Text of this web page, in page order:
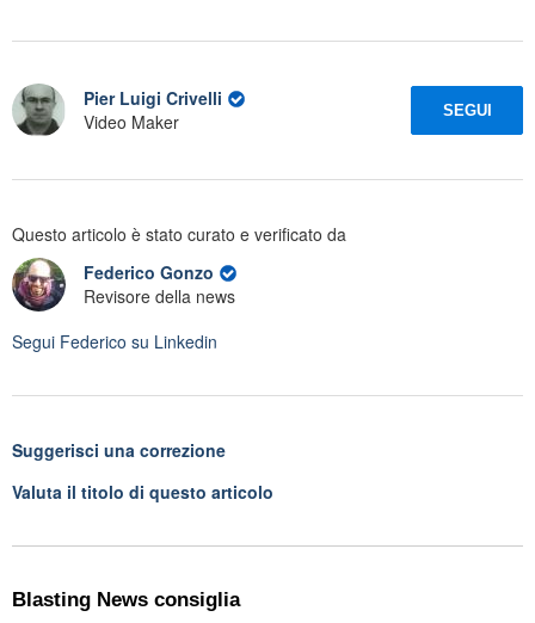
Pier Luigi Crivelli
Video Maker
SEGUI
Questo articolo è stato curato e verificato da
Federico Gonzo
Revisore della news
Segui Federico su Linkedin
Suggerisci una correzione
Valuta il titolo di questo articolo
Blasting News consiglia